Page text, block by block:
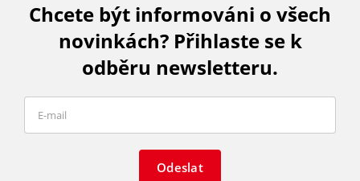
Chcete být informováni o všech
novinkách? Přihlaste se k
odběru newsletteru.
Odeslat